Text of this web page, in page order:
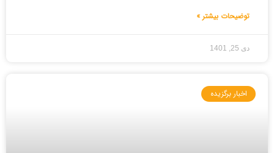
توضیحات بیشتر »
دی 25, 1401
اخبار برگزیده